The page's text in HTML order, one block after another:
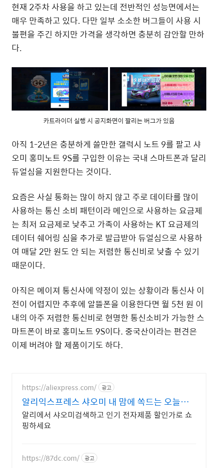
현재 2주차 사용을 하고 있는데 전반적인 성능면에서는
매우 만족하고 있다. 다만 일부 소소한 버그들이 사용 시
불편을 주긴 하지만 가격을 생각하면 충분히 감안할 만하
다.
카트라이더 실행 시 공지화면이 짤리는 버그가 있음
아직 1-2년은 충분하게 쓸만한 갤럭시 노트 9를 팔고 샤
오미 홍미노트 9S를 구입한 이유는 국내 스마트폰과 달리
듀얼심을 지원한다는 것이다.
요즘은 사실 통화는 많이 하지 않고 주로 데이타를 많이
사용하는 통신 소비 패턴이라 메인으로 사용하는 요금제
는 최저 요금제로 낮추고 가족이 사용하는 KT 요금제의
데이터 쉐어링 심을 추가로 발급받아 듀얼심으로 사용하
여 매달 2만 원도 안 되는 저렴한 통신비로 낮출 수 있기
때문이다.
아직은 메이져 통신사에 약정이 있는 상황이라 통신사 이
전이 어렵지만 추후에 알뜰폰을 이용한다면 월 5천 원 이
내의 아주 저렴한 통신비로 현명한 통신소비가 가능한 스
마트폰이 바로 홍미노트 9S이다. 중국산이라는 편견은
이제 버려야 할 제품이기도 하다.
https://aliexpress.com/ 광고
알리익스프레스 샤오미 내 맘에 쏙드는 오늘의
특가
알리에서 샤오미검색하고 인기 전자제품 할인가로 쇼
핑하세요
https://87dc.com/ 광고